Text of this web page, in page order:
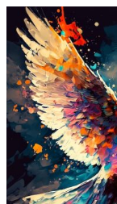
Skip
to
content